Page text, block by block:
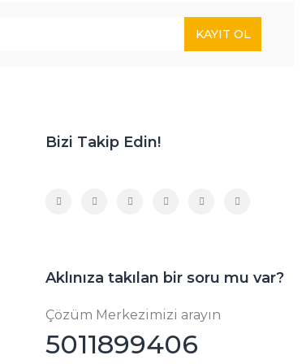
KAYIT OL
Bizi Takip Edin!
Aklınıza takılan bir soru mu var?
Çözüm Merkezimizi arayın
5011899406